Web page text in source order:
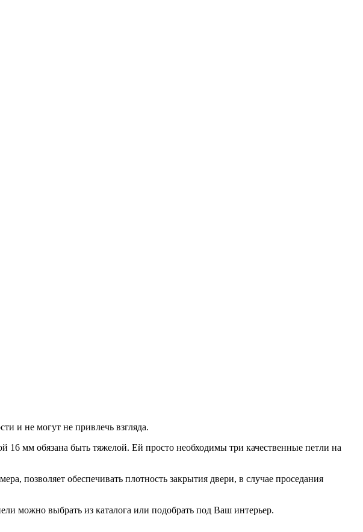
и не могут не привлечь взгляда.
мм обязана быть тяжелой. Ей просто необходимы три качественные петли на
позволяет обеспечивать плотность закрытия двери, в случае проседания
можно выбрать из каталога или подобрать под Ваш интерьер.